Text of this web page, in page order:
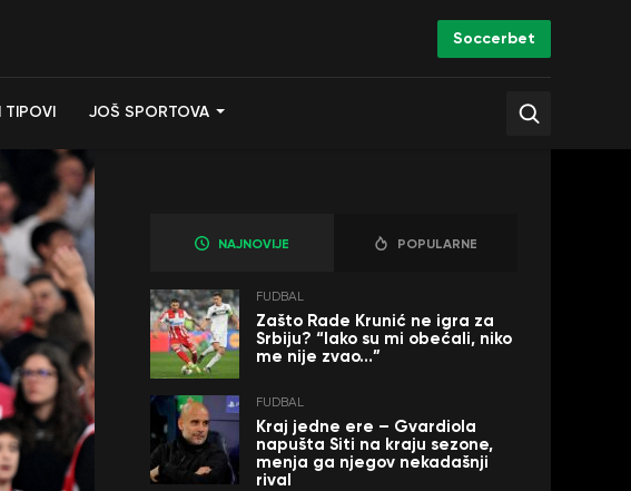
Soccerbet
TIPOVI JOŠ SPORTOVA
NAJNOVIJE POPULARNE
FUDBAL
Zašto Rade Krunić ne igra za
Srbiju? “Iako su mi obećali, niko
me nije zvao…”
FUDBAL
Kraj jedne ere – Gvardiola
napušta Siti na kraju sezone,
menja ga njegov nekadašnji
rival